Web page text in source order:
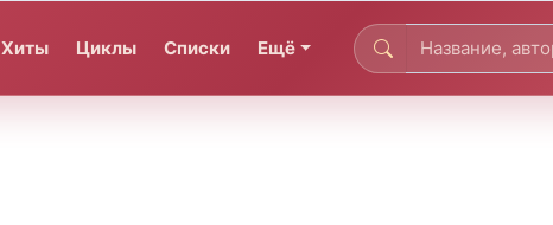
Хиты Циклы Списки Ещё